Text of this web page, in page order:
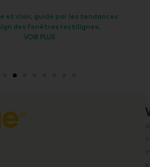
et clair, guidé par les tendances
des fenêtres rectilignes.
VOIR PLUS